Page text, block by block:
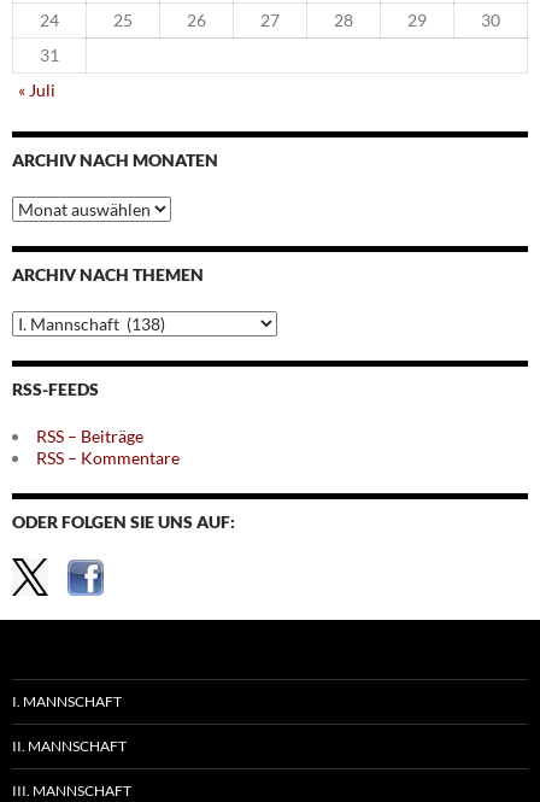
24
25 26 27 28 29
30
31
« Juli
ARCHIV NACH MONATEN
Archiv
nach
Monaten
ARCHIV NACH THEMEN
Archiv
nach
Themen
RSS-FEEDS
RSS – Beiträge
RSS – Kommentare
ODER FOLGEN SIE UNS AUF:
I. MANNSCHAFT
II. MANNSCHAFT
III. MANNSCHAFT